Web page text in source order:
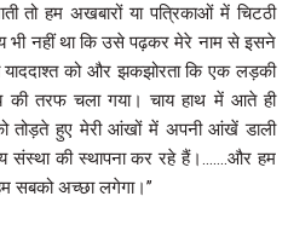
तो हम अखबारों या पत्रिकाओं में चिटठी
भी नहीं था कि उसे पढ़कर मेरे नाम से इसने
याददाश्त को और झकझोरता कि एक लड़की
तरफ चला गया। चाय हाथ में आते ही
तोड़ते हुए मेरी आंखों में अपनी आंखें डाली
संस्था की स्थापना कर रहे हैं।…….और हम
सबको अच्छा लगेगा।’’